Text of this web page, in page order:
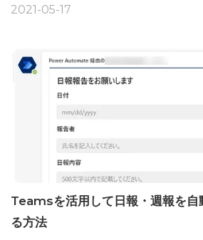
2021-05-17
Teamsを活用して日報・週報を自
る方法